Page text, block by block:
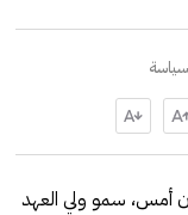
أمس، سمو ولي العهد